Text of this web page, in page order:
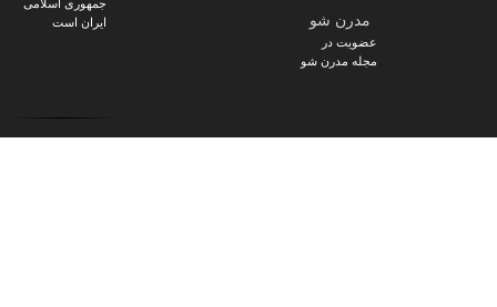
مدرن شو
عضویت در
مجله مدرن شو
جمهوری اسلامی
ایران است